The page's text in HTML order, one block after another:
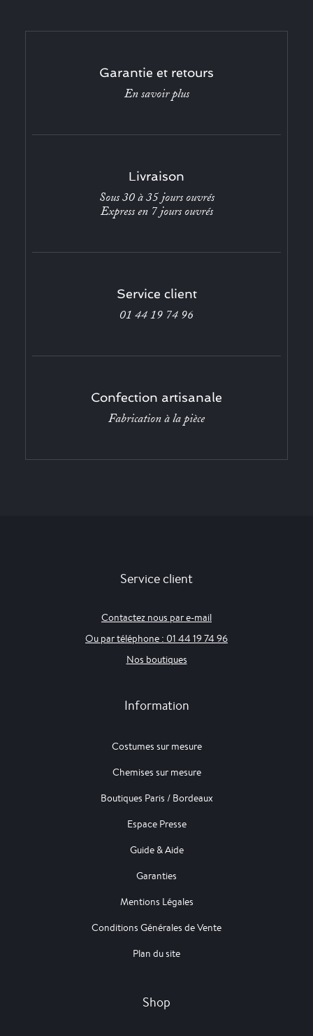
Garantie et retours
En savoir plus
Livraison
Sous 30 à 35 jours ouvrés
Express en 7 jours ouvrés
Service client
01 44 19 74 96
Confection artisanale
Fabrication à la pièce
Service client
Contactez nous par e-mail
Ou par téléphone : 01 44 19 74 96
Nos boutiques
Information
Costumes sur mesure
Chemises sur mesure
Boutiques Paris / Bordeaux
Espace Presse
Guide & Aide
Garanties
Mentions Légales
Conditions Générales de Vente
Plan du site
Shop